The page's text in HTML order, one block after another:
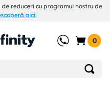
reduceri cu programul nostru de
aici!
0